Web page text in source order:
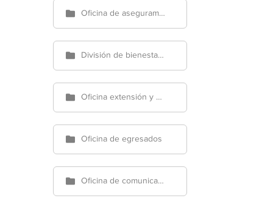
Oficina de aseguramiento de la calidad
División de bienestar social universitario
Oficina extensión y proyección social
Oficina de egresados
Oficina de comunicaciones